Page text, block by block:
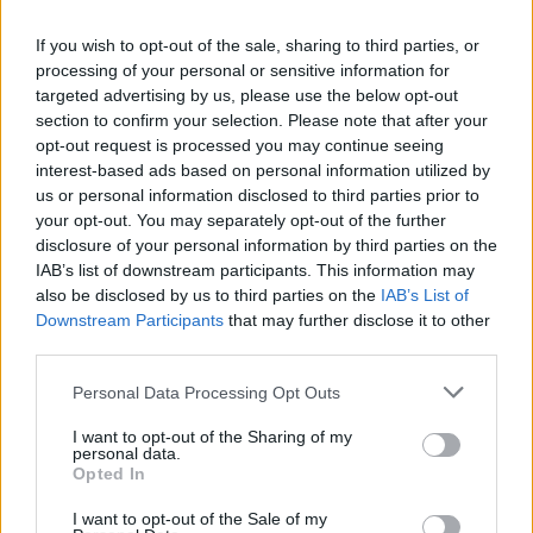
If you wish to opt-out of the sale, sharing to third parties, or
processing of your personal or sensitive information for
targeted advertising by us, please use the below opt-out
section to confirm your selection. Please note that after your
opt-out request is processed you may continue seeing
interest-based ads based on personal information utilized by
us or personal information disclosed to third parties prior to
your opt-out. You may separately opt-out of the further
disclosure of your personal information by third parties on the
IAB’s list of downstream participants. This information may
also be disclosed by us to third parties on the IAB’s List of
Downstream Participants that may further disclose it to other
Personal Data Processing Opt Outs
I want to opt-out of the Sharing of my
personal data.
Opted In
I want to opt-out of the Sale of my
Heeft hij een interlandcarrière?
Het spelen voor Feyenoord en FC Twente gaat hem goed af,
maar speelde de Nederlander ook al eens een interland? Een
duik in zijn interlandcarrière!
interlanddebuut?
Algerijnse nationale elftal op 25 maart 2021 met een